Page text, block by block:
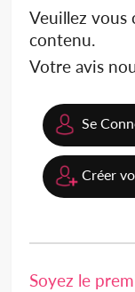
Veuillez
contenu.
Votre avis
Se
Créer
Soyez le